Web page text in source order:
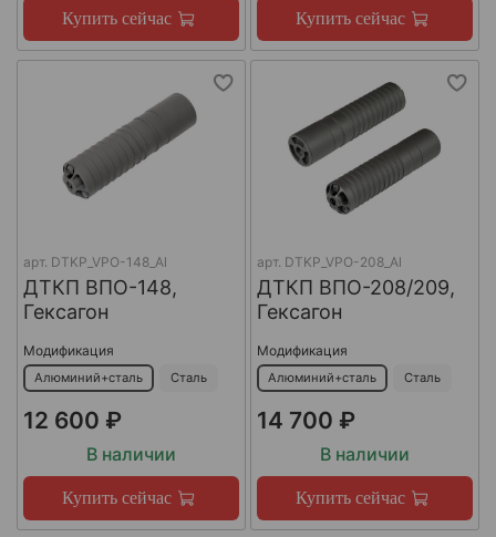
Купить сейчас Купить сейчас
арт. DTKP_VPO-148_Al
ДТКП ВПО-148,
Гексагон
Модификация
Алюминий+сталь Сталь
12 600 ₽
В наличии
Купить сейчас
арт. DTKP_VPO-208_Al
ДТКП ВПО-208/209,
Гексагон
Модификация
Алюминий+сталь Сталь
14 700 ₽
В наличии
Купить сейчас